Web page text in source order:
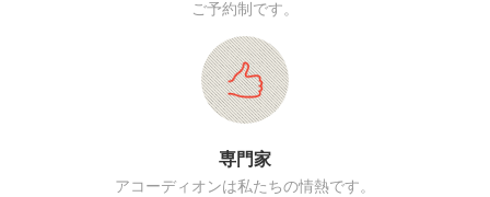
ご予約制です。
専門家
アコーディオンは私たちの情熱です。